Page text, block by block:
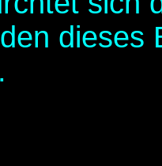
dieses